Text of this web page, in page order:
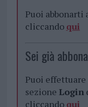
Puoi abbonarti
cliccando qui
Sei già
Puoi effettuare
sezione Login
cliccando qui